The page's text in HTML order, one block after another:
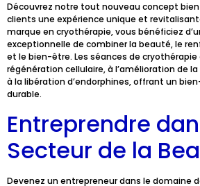
Découvrez notre tout nouveau concept
clients une expérience unique et
marque en cryothérapie, vous bénéficiez
exceptionnelle de combiner la beauté, le
et le bien-être. Les séances de
régénération cellulaire, à l’amélioration de
à la libération d’endorphines, offrant un
durable.
Entreprendre
Secteur de la
Devenez un entrepreneur dans le domaine